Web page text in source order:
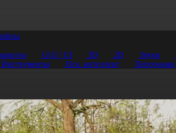
GUI / UI 3D 2D Звуки
Инструменты Иск. интеллект Персонажи